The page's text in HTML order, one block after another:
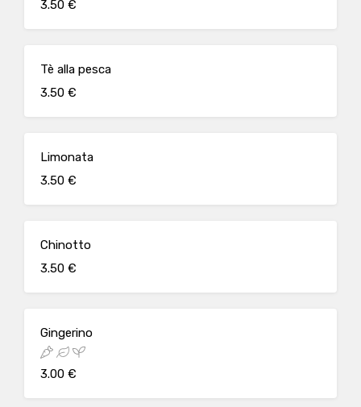
3.50 €
Tè alla pesca
3.50 €
Limonata
3.50 €
Chinotto
3.50 €
Gingerino
3.00 €